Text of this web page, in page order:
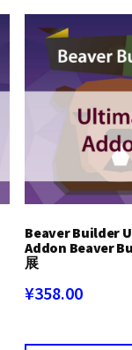
Beaver Builder
Addon Beaver
展
¥358.00